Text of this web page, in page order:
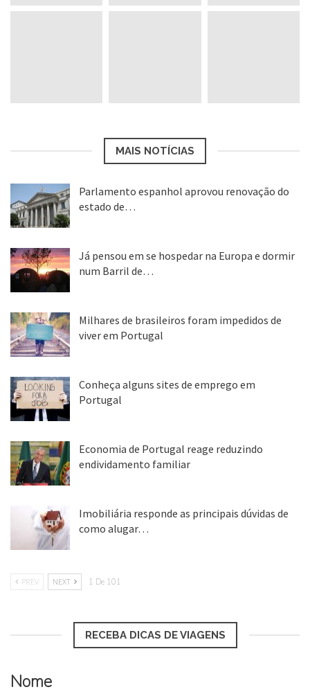
MAIS NOTÍCIAS
Parlamento espanhol aprovou renovação do
estado de…
Já pensou em se hospedar na Europa e dormir
num Barril de…
Milhares de brasileiros foram impedidos de
viver em Portugal
Conheça alguns sites de emprego em
Portugal
Economia de Portugal reage reduzindo
endividamento familiar
Imobiliária responde as principais dúvidas de
como alugar…
PREV NEXT 1 De 101
RECEBA DICAS DE VIAGENS
Nome